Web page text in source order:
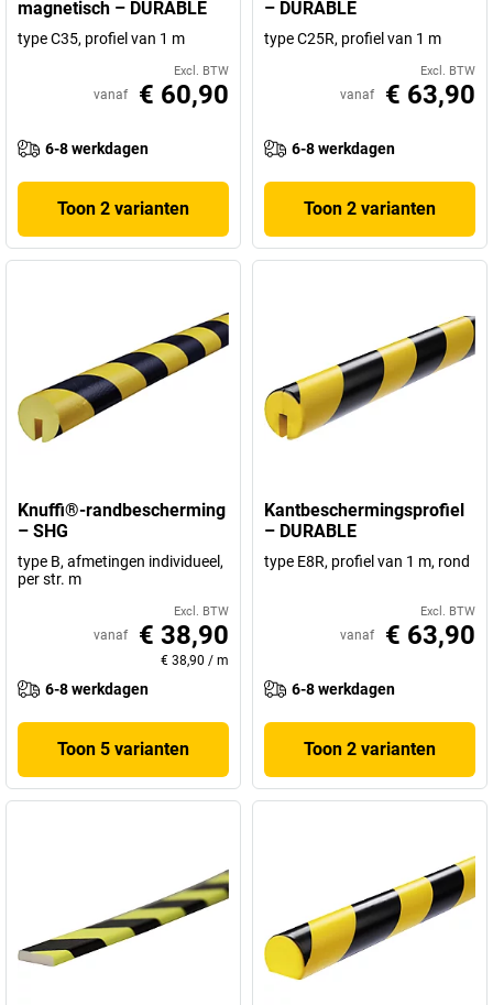
magnetisch – DURABLE
type C35, profiel van 1 m
Excl. BTW
vanaf € 60,90
6-8 werkdagen
Toon 2 varianten
– DURABLE
type C25R, profiel van 1 m
Excl. BTW
vanaf € 63,90
6-8 werkdagen
Toon 2 varianten
Knuffi®-randbescherming
– SHG
type B, afmetingen individueel,
per str. m
Excl. BTW
vanaf € 38,90
€ 38,90 / m
6-8 werkdagen
Toon 5 varianten
Kantbeschermingsprofiel
– DURABLE
type E8R, profiel van 1 m, rond
Excl. BTW
vanaf € 63,90
6-8 werkdagen
Toon 2 varianten